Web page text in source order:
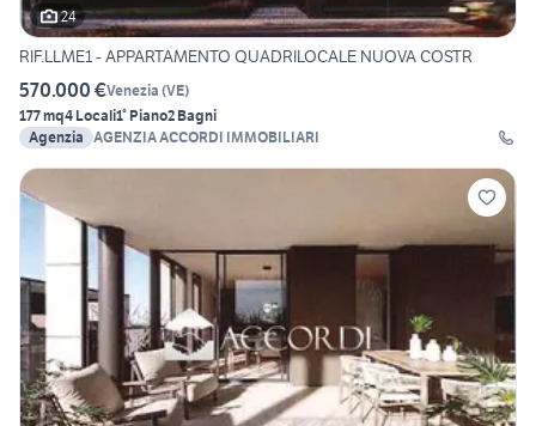
24
RIF.LLME1 - APPARTAMENTO QUADRILOCALE NUOVA COSTR
570.000 €Venezia (VE)
177 mq4 Locali1° Piano2 Bagni
Agenzia AGENZIA ACCORDI IMMOBILIARI